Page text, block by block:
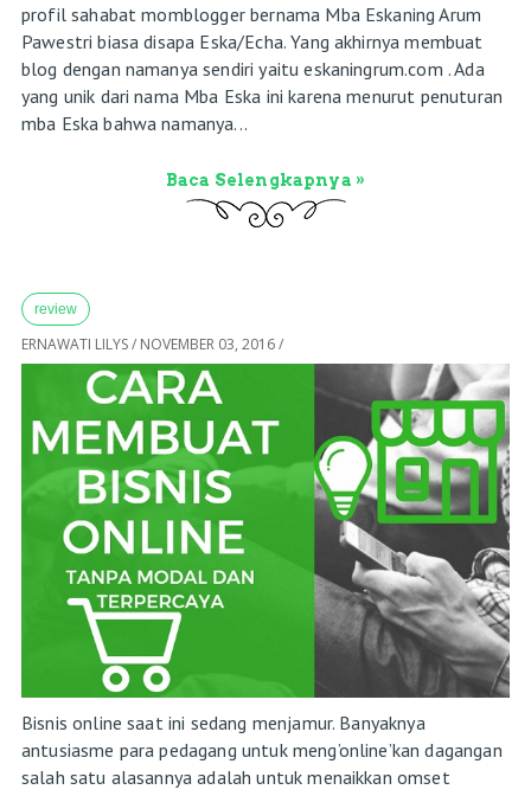
profil sahabat momblogger bernama Mba Eskaning Arum
Pawestri biasa disapa Eska/Echa. Yang akhirnya membuat
blog dengan namanya sendiri yaitu eskaningrum.com . Ada
yang unik dari nama Mba Eska ini karena menurut penuturan
mba Eska bahwa namanya...
Baca Selengkapnya »
review
ERNAWATI LILYS/ NOVEMBER 03, 2016/
Bisnis online saat ini sedang menjamur. Banyaknya
antusiasme para pedagang untuk meng’online’kan dagangan
salah satu alasannya adalah untuk menaikkan omset